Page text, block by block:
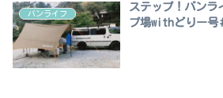
バンライフ
ステップ！バン
プ場withどりー号